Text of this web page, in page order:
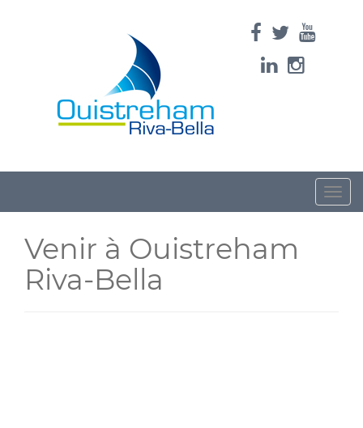
Toggle
Venir à Ouistreham
Riva-Bella